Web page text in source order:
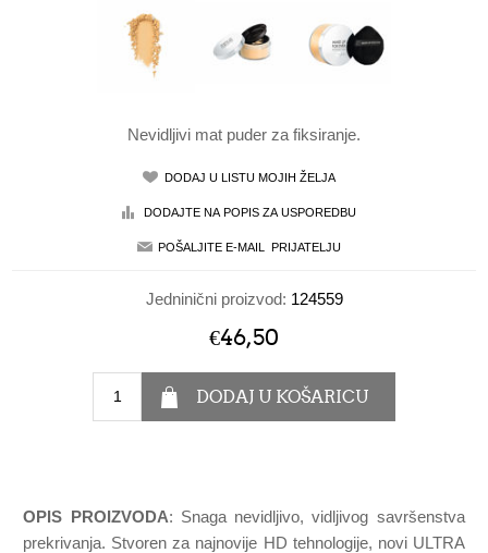
Nevidljivi mat puder za fiksiranje.
Jedninični proizvod: 124559
€46,50
OPIS PROIZVODA: Snaga nevidljivo, vidljivog savršenstva
prekrivanja. Stvoren za najnovije HD tehnologije, novi ULTRA